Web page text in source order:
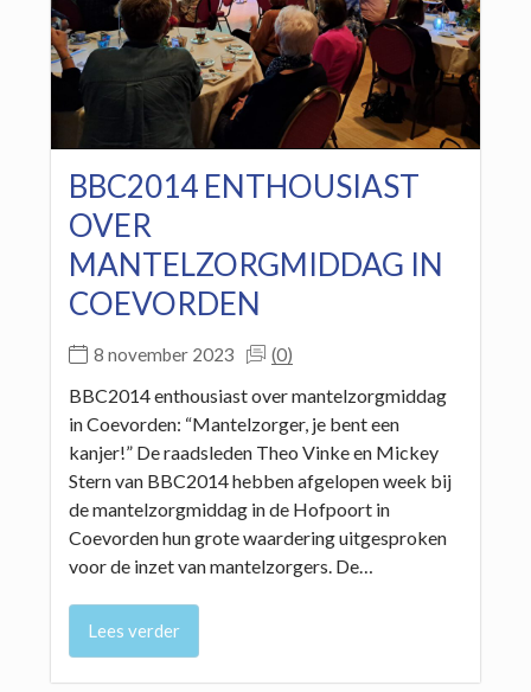
BBC2014 ENTHOUSIAST
OVER
MANTELZORGMIDDAG IN
COEVORDEN
8 november 2023 (0)
BBC2014 enthousiast over mantelzorgmiddag
in Coevorden: “Mantelzorger, je bent een
kanjer!” De raadsleden Theo Vinke en Mickey
Stern van BBC2014 hebben afgelopen week bij
de mantelzorgmiddag in de Hofpoort in
Coevorden hun grote waardering uitgesproken
voor de inzet van mantelzorgers. De…
Lees verder